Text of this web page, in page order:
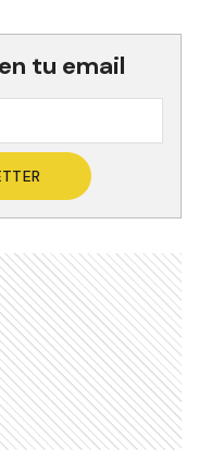
tu email